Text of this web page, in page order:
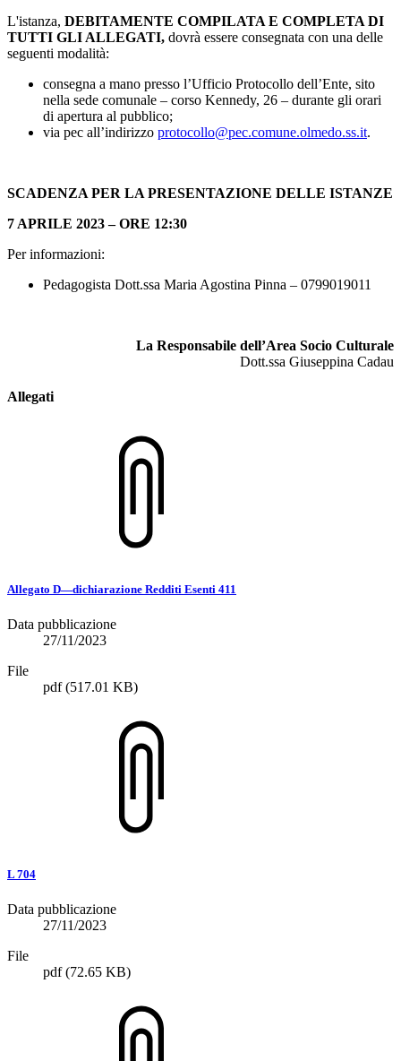
L'istanza, DEBITAMENTE COMPILATA E COMPLETA DI
TUTTI GLI ALLEGATI, dovrà essere consegnata con una delle
seguenti modalità:
consegna a mano presso l’Ufficio Protocollo dell’Ente, sito
nella sede comunale – corso Kennedy, 26 – durante gli orari
di apertura al pubblico;
via pec all’indirizzo protocollo@pec.comune.olmedo.ss.it.
SCADENZA PER LA PRESENTAZIONE DELLE ISTANZE
7 APRILE 2023 – ORE 12:30
Per informazioni:
Pedagogista Dott.ssa Maria Agostina Pinna – 0799019011
La Responsabile dell’Area Socio Culturale
Dott.ssa Giuseppina Cadau
Allegati
Allegato D—dichiarazione Redditi Esenti 411
Data pubblicazione
27/11/2023
File
pdf(517.01 KB)
L 704
Data pubblicazione
27/11/2023
File
pdf(72.65 KB)